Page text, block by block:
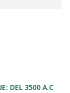
DEL 3500 A.C